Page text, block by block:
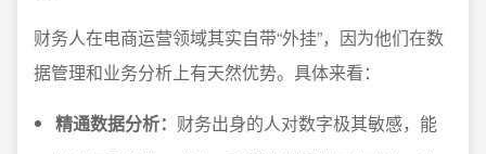
财务人在电商运营领域其实自带“外挂”，因为他们在数
据管理和业务分析上有天然优势。具体来看：
精通数据分析： 财务出身的人对数字极其敏感，能